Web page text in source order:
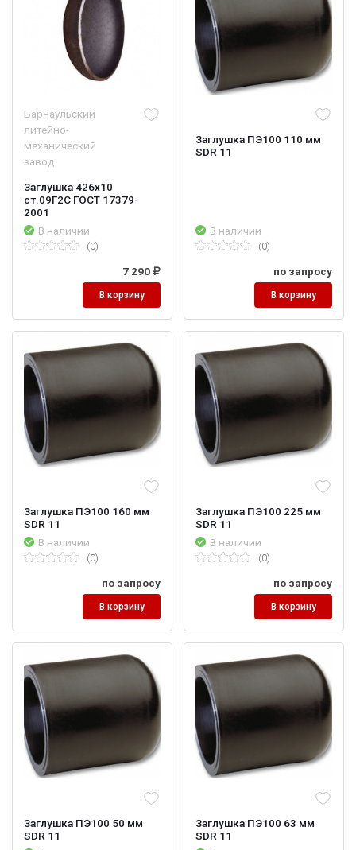
Барнаульский
литейно-
механический
завод
Заглушка 426х10
ст.09Г2С ГОСТ 17379-
2001
В наличии
(0)
7 290
В корзину
Заглушка ПЭ100 110 мм
SDR 11
В наличии
(0)
по запросу
В корзину
Заглушка ПЭ100 160 мм
SDR 11
В наличии
(0)
по запросу
В корзину
Заглушка ПЭ100 225 мм
SDR 11
В наличии
(0)
по запросу
В корзину
Заглушка ПЭ100 50 мм
SDR 11
Заглушка ПЭ100 63 мм
SDR 11